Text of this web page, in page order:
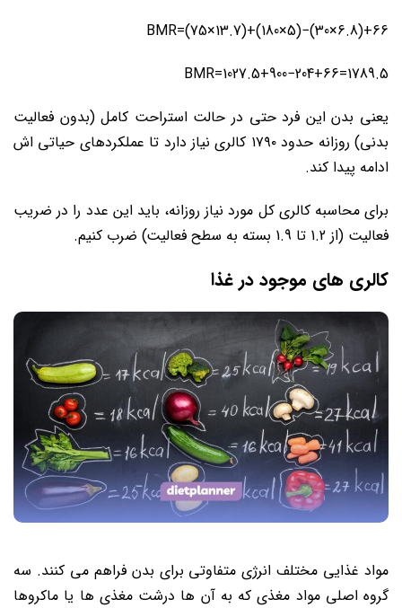
BMR=(75×13.7)+(180×5)−(30×6.8)+66
BMR=1027.5+900−204+66=1789.5
یعنی بدن این فرد حتی در حالت استراحت کامل (بدون فعالیت
بدنی) روزانه حدود ۱۷۹۰ کالری نیاز دارد تا عملکردهای حیاتی اش
ادامه پیدا کند.
برای محاسبه کالری کل مورد نیاز روزانه، باید این عدد را در ضریب
فعالیت (از 1.2 تا 1.9 بسته به سطح فعالیت) ضرب کنیم.
کالری های موجود در غذا
مواد غذایی مختلف انرژی متفاوتی برای بدن فراهم می کنند. سه
گروه اصلی مواد مغذی که به آن ها درشت مغذی ها یا ماکروها